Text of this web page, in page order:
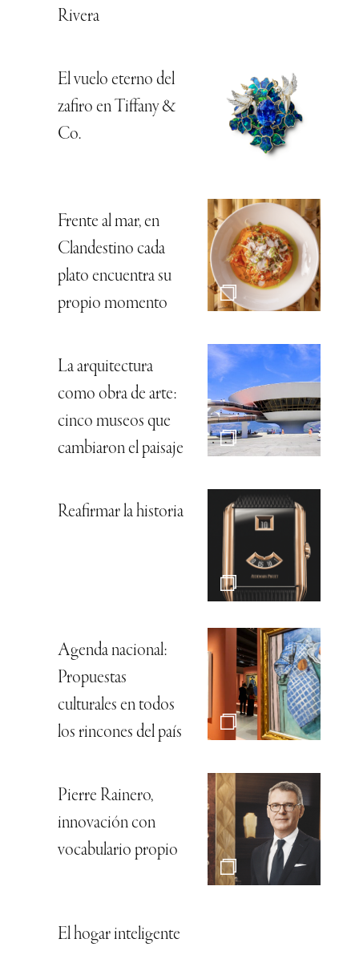
Rivera
El vuelo eterno del
zafiro en Tiffany &
Co.
Frente al mar, en
Clandestino cada
plato encuentra su
propio momento
La arquitectura
como obra de arte:
cinco museos que
cambiaron el paisaje
Reafirmar la historia
Agenda nacional:
Propuestas
culturales en todos
los rincones del país
Pierre Rainero,
innovación con
vocabulario propio
El hogar inteligente